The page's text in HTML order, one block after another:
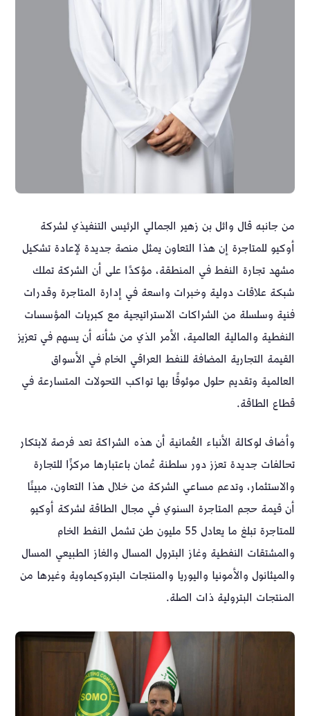
من جانبه قال وائل بن زهير الجمالي الرئيس التنفيذي لشركة
أوكيو للمتاجرة إن هذا التعاون يمثل منصة جديدة لإعادة تشكيل
مشهد تجارة النفط في المنطقة، مؤكدًا على أن الشركة تملك
شبكة علاقات دولية وخبرات واسعة في إدارة المتاجرة وقدرات
فنية وسلسلة من الشراكات الاستراتيجية مع كبريات المؤسسات
النفطية والمالية العالمية، الأمر الذي من شأنه أن يسهم في تعزيز
القيمة التجارية المضافة للنفط العراقي الخام في الأسواق
العالمية وتقديم حلول موثوقًا بها تواكب التحولات المتسارعة في
قطاع الطاقة.
وأضاف لوكالة الأنباء العُمانية أن هذه الشراكة تعد فرصة لابتكار
تحالفات جديدة تعزز دور سلطنة عُمان باعتبارها مركزًا للتجارة
والاستثمار، وتدعم مساعي الشركة من خلال هذا التعاون، مبينًا
أن قيمة حجم المتاجرة السنوي في مجال الطاقة لشركة أوكيو
للمتاجرة تبلغ ما يعادل 55 مليون طن تشمل النفط الخام
والمشتقات النفطية وغاز البترول المسال والغاز الطبيعي المسال
والميثانول والأمونيا واليوريا والمنتجات البتروكيماوية وغيرها من
المنتجات البترولية ذات الصلة.